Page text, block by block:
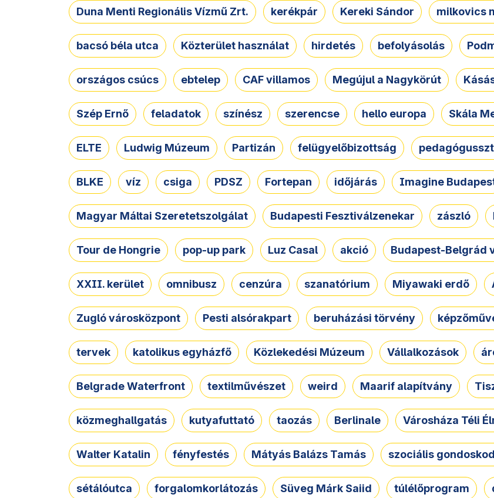
Duna Menti Regionális Vízmű Zrt. kerékpár Kereki Sándor milkovics
bacsó béla utca Közterület használat hirdetés befolyásolás
országos csúcs ebtelep CAF villamos Megújul a Nagykörút
Szép Ernő feladatok színész szerencse hello europa Skála
ELTE Ludwig Múzeum Partizán felügyelőbizottság
BLKE víz csiga PDSZ Fortepan időjárás Imagine
Magyar Máltai Szeretetszolgálat Budapesti Fesztiválzenekar zászló
Tour de Hongrie pop-up park Luz Casal akció Budapest-Belgrád
XXII. kerület omnibusz cenzúra szanatórium Miyawaki erdő
Zugló városközpont Pesti alsórakpart beruházási törvény
tervek katolikus egyházfő Közlekedési Múzeum Vállalkozások
Belgrade Waterfront textilművészet weird Maarif alapítvány
közmeghallgatás kutyafuttató taozás Berlinale Városháza Téli
Walter Katalin fényfestés Mátyás Balázs Tamás szociális
sétálóutca forgalomkorlátozás Süveg Márk Saiid túlélőprogram